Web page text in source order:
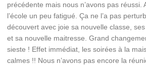
précédente mais nous n’avons pas réussi.
l’école un peu fatigué. Ça ne l’a pas
découvert avec joie sa nouvelle classe,
et sa nouvelle maitresse. Grand
sieste ! Effet immédiat, les soirées à la
calmes !! Nous n’avons pas encore la